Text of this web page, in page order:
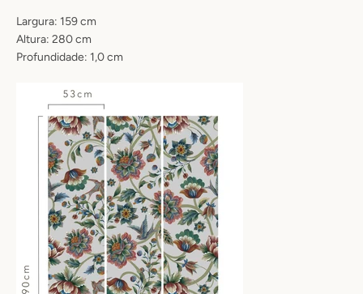
Largura: 159 cm
Altura: 280 cm
Profundidade: 1,0 cm